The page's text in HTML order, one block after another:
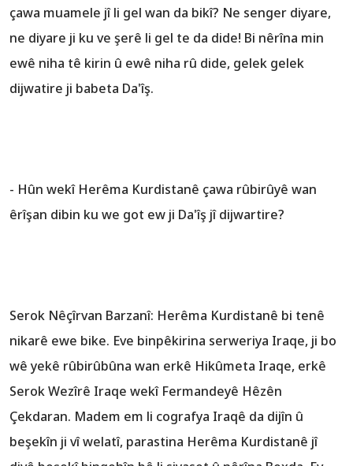
çawa muamele jî li gel wan da bikî? Ne senger diyare,
ne diyare ji ku ve şerê li gel te da dide! Bi nêrîna min
ewê niha tê kirin û ewê niha rû dide, gelek gelek
dijwatire ji babeta Da'îş.
- Hûn wekî Herêma Kurdistanê çawa rûbirûyê wan
êrîşan dibin ku we got ew ji Da'îş jî dijwartire?
Serok Nêçîrvan Barzanî: Herêma Kurdistanê bi tenê
nikarê ewe bike. Eve binpêkirina serweriya Iraqe, ji bo
wê yekê rûbirûbûna wan erkê Hikûmeta Iraqe, erkê
Serok Wezîrê Iraqe wekî Fermandeyê Hêzên
Çekdaran. Madem em li cografya Iraqê da dijîn û
beşekîn ji vî welatî, parastina Herêma Kurdistanê jî